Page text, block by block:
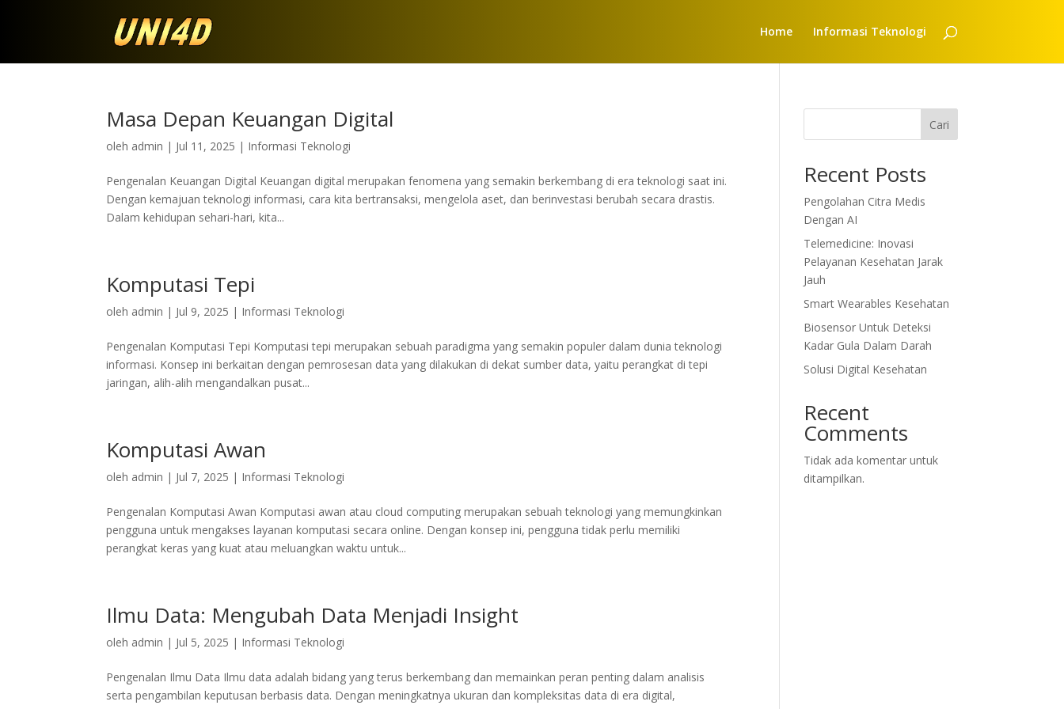
Home Informasi Teknologi
Masa Depan Keuangan Digital
oleh admin | Jul 11, 2025 | Informasi Teknologi
Pengenalan Keuangan Digital Keuangan digital merupakan fenomena yang semakin berkembang di era teknologi saat ini.
Dengan kemajuan teknologi informasi, cara kita bertransaksi, mengelola aset, dan berinvestasi berubah secara drastis.
Dalam kehidupan sehari-hari, kita...
Komputasi Tepi
oleh admin | Jul 9, 2025 | Informasi Teknologi
Pengenalan Komputasi Tepi Komputasi tepi merupakan sebuah paradigma yang semakin populer dalam dunia teknologi
informasi. Konsep ini berkaitan dengan pemrosesan data yang dilakukan di dekat sumber data, yaitu perangkat di tepi
jaringan, alih-alih mengandalkan pusat...
Komputasi Awan
oleh admin | Jul 7, 2025 | Informasi Teknologi
Pengenalan Komputasi Awan Komputasi awan atau cloud computing merupakan sebuah teknologi yang memungkinkan
pengguna untuk mengakses layanan komputasi secara online. Dengan konsep ini, pengguna tidak perlu memiliki
perangkat keras yang kuat atau meluangkan waktu untuk...
Ilmu Data: Mengubah Data Menjadi Insight
oleh admin | Jul 5, 2025 | Informasi Teknologi
Pengenalan Ilmu Data Ilmu data adalah bidang yang terus berkembang dan memainkan peran penting dalam analisis
serta pengambilan keputusan berbasis data. Dengan meningkatnya ukuran dan kompleksitas data di era digital,
Cari
Recent Posts
Pengolahan Citra Medis
Dengan AI
Telemedicine: Inovasi
Pelayanan Kesehatan Jarak
Jauh
Smart Wearables Kesehatan
Biosensor Untuk Deteksi
Kadar Gula Dalam Darah
Solusi Digital Kesehatan
Recent
Comments
Tidak ada komentar untuk
ditampilkan.